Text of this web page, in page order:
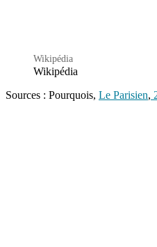
Wikipédia
Wikipédia
Sources : Pourquois, Le Parisien,